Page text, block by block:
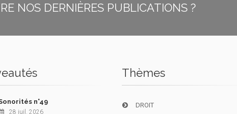
NOS DERNIÈRES PUBLICATIONS ?
n°49
28 juil. 2026
Thèmes
DROIT